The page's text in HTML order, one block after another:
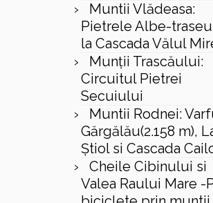
Muntii Vlădeasa:
Pietrele Albe-
la Cascada Vălul
Munții Trascăului:
Circuitul Pietrei
Secuiului
Muntii Rodnei:
Gărgălău(2.158 m),
Ştiol si Cascada
Cheile Cibinului si
Valea Raului Mare -